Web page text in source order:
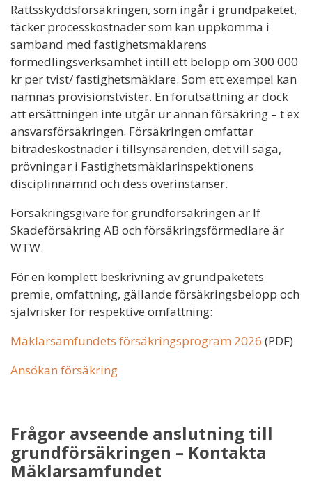
Rättsskyddsförsäkringen, som ingår i grundpaketet,
täcker processkostnader som kan uppkomma i
samband med fastighetsmäklarens
förmedlingsverksamhet intill ett belopp om 300 000
kr per tvist/ fastighetsmäklare. Som ett exempel kan
nämnas provisionstvister. En förutsättning är dock
att ersättningen inte utgår ur annan försäkring – t ex
ansvarsförsäkringen. Försäkringen omfattar
biträdeskostnader i tillsynsärenden, det vill säga,
prövningar i Fastighetsmäklarinspektionens
disciplinnämnd och dess överinstanser.
Försäkringsgivare för grundförsäkringen är If
Skadeförsäkring AB och försäkringsförmedlare är
WTW.
För en komplett beskrivning av grundpaketets
premie, omfattning, gällande försäkringsbelopp och
självrisker för respektive omfattning:
Mäklarsamfundets försäkringsprogram 2026 (PDF)
Ansökan försäkring
Frågor avseende anslutning till
grundförsäkringen – Kontakta
Mäklarsamfundet